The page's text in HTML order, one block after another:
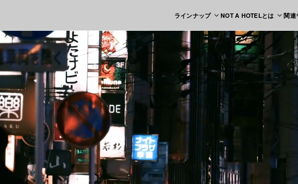
ラインナップ NOT A HOTELとは 関連
FUKUOKA